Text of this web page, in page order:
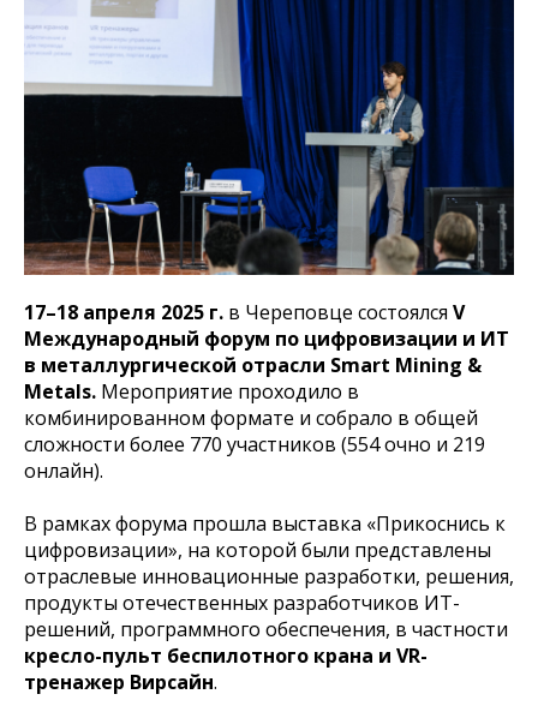
17–18 апреля 2025 г. в Череповце состоялся V
Международный форум по цифровизации и ИТ
в металлургической отрасли Smart Mining &
Metals. Мероприятие проходило в
комбинированном формате и собрало в общей
сложности более 770 участников (554 очно и 219
онлайн).
В рамках форума прошла выставка «Прикоснись к
цифровизации», на которой были представлены
отраслевые инновационные разработки, решения,
продукты отечественных разработчиков ИТ-
решений, программного обеспечения, в частности
кресло-пульт беспилотного крана и VR-
тренажер Вирсайн.